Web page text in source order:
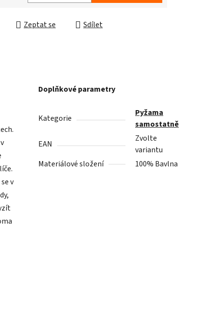
Zeptat se Sdílet
v
Doplňkové parametry
Kategorie
Pyžama
samostatně
EAN
Zvolte
variantu
Materiálové složení
100% Bavlna